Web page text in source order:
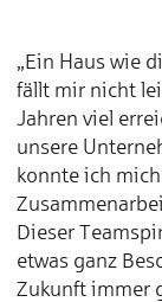
„Ein Haus wie
fällt mir nicht
Jahren viel
unsere
konnte ich
Dieser
etwas ganz
Zukunft immer